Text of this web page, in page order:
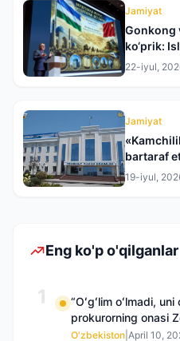
Jamiyat
Gonkong
ko‘prik:
XXRda
22-iyul,
Jamiyat
bartaraf
Toshkent
19-iyul,
Eng ko'p o'qilganlar
1
“Oʻgʻlim oʻlmadi,
prokurorning onasi
qayta tergov talab
O'zbekiston April 10,